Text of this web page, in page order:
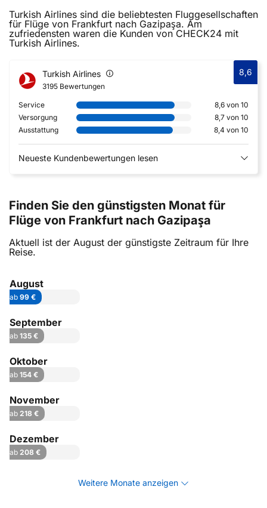
Turkish Airlines sind die beliebtesten Fluggesellschaften
für Flüge von Frankfurt nach Gazipaşa. Am
zufriedensten waren die Kunden von CHECK24 mit
Turkish Airlines.
Turkish Airlines
3195 Bewertungen
8,6
Service
8,6 von 10
Versorgung
8,7 von 10
Ausstattung
8,4 von 10
Neueste Kundenbewertungen lesen
Finden Sie den günstigsten Monat für
Flüge von Frankfurt nach Gazipaşa
Aktuell ist der August der günstigste Zeitraum für Ihre
Reise.
August
ab 99 €
September
ab 135 €
Oktober
ab 154 €
November
ab 218 €
Dezember
ab 208 €
Weitere Monate anzeigen